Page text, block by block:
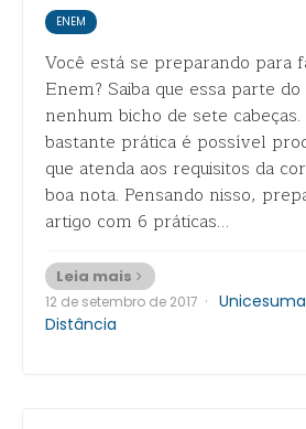
ENEM
Você está se preparando para
Enem? Saiba que essa parte
nenhum bicho de sete
bastante prática é possível
que atenda aos requisitos da
boa nota. Pensando nisso,
artigo com 6 práticas…
Leia mais
12 de setembro de 2017 ·
Distância